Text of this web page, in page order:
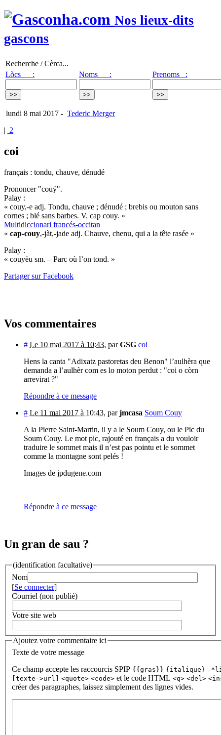
Nos lieux-dits
gascons
Recherche / Cèrca...
Lòcs :
Noms : Prenoms :
lundi 8 mai 2017 - Tederic Merger
| 2
coi
français : tondu, chauve, dénudé
Prononcer "couÿ".
Palay :
« couy,-e adj. Tondu, chauve ; dénudé ; brebis ou mouton sans
cornes ; blé sans barbes. V. cap couy. »
Multidiccionari francés-occitan
« cap-couy,-jàt,-jade adj. Chauve, chenu, qui a la tête rasée »
Palay :
« couyèu sm. – Parc où l’on tond. »
Partager sur Facebook
Vos commentaires
# Le 10 mai 2017 à 10:43, parGSG coi
Hens la canta "Adixatz pastoretas deu Benon" l’aulhèra que
demanda a l’aulhèr com es lo moton perdut : "coi o còrn
arrevirat ?"
Répondre à ce message
# Le 11 mai 2017 à 10:43, parjmcasa Soum Couy
A la Pierre Saint-Martin, il y a le Soum Couy, ou le Pic du
Soum Couy. Le mot pic, rajouté en français a du vouloir
traduire le sommet mais il n’est pas pointu et le sommet
comme la montagne sont pelés !
Images de jpdugene.com
Répondre à ce message
Un gran de sau ?
(identification facultative)
Nom
[Se connecter]
Courriel (non publié)
Votre site web
Ajoutez votre commentaire ici
Texte de votre message
Ce champ accepte les raccourcis SPIP {{gras}} {italique} -
[texte->url] <quote> <code> et le code HTML <q> <del>
créer des paragraphes, laissez simplement des lignes vides.